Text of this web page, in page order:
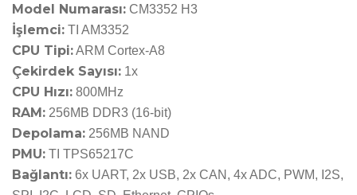
Model Numarası: CM3352 H3
İşlemci: TI AM3352
CPU Tipi:ARM Cortex-A8
Çekirdek Sayısı: 1x
CPU Hızı: 800MHz
RAM: 256MB DDR3 (16-bit)
Depolama: 256MB NAND
PMU: TI TPS65217C
Bağlantı: 6x UART, 2x USB, 2x CAN, 4x ADC, PWM, I2S,